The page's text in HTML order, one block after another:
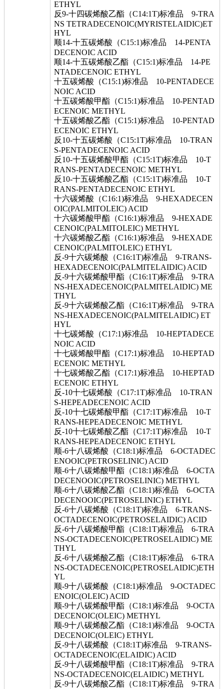
ETHYL
反9-十四碳烯酸乙酯（C14:1T)标准品 9-TRA
NS TETRADECENOIC(MYRISTELAIDIC)ET
HYL
顺14-十五碳烯酸（C15:1)标准品 14-PENTA
DECENOIC ACID
顺14-十五碳烯酸乙酯（C15:1)标准品 14-PE
NTADECENOIC ETHYL
十五碳烯酸（C15:1)标准品 10-PENTADECE
NOIC ACID
十五碳烯酸甲酯（C15:1)标准品 10-PENTAD
ECENOIC METHYL
十五碳烯酸乙酯（C15:1)标准品 10-PENTAD
ECENOIC ETHYL
反10-十五碳烯酸（C15:1T)标准品 10-TRAN
S-PENTADECENOIC ACID
反10-十五碳烯酸甲酯（C15:1T)标准品 10-T
RANS-PENTADECENOIC METHYL
反10-十五碳烯酸乙酯（C15:1T)标准品 10-T
RANS-PENTADECENOIC ETHYL
十六碳烯酸（C16:1)标准品 9-HEXADECEN
OIC(PALMITOLEIC) ACID
十六碳烯酸甲酯（C16:1)标准品 9-HEXADE
CENOIC(PALMITOLEIC) METHYL
十六碳烯酸乙酯（C16:1)标准品 9-HEXADE
CENOIC(PALMITOLEIC) ETHYL
反-9十六碳烯酸（C16:1T)标准品 9-TRANS-
HEXADECENOIC(PALMITELAIDIC) ACID
反-9十六碳烯酸甲酯（C16:1T)标准品 9-TRA
NS-HEXADECENOIC(PALMITELAIDIC) ME
THYL
反-9十六碳烯酸乙酯（C16:1T)标准品 9-TRA
NS-HEXADECENOIC(PALMITELAIDIC) ET
HYL
十七碳烯酸（C17:1)标准品 10-HEPTADECE
NOIC ACID
十七碳烯酸甲酯（C17:1)标准品 10-HEPTAD
ECENOIC METHYL
十七碳烯酸乙酯（C17:1)标准品 10-HEPTAD
ECENOIC ETHYL
反-10十七碳烯酸（C17:1T)标准品 10-TRAN
S-HEPEADECENOIC ACID
反-10十七碳烯酸甲酯（C17:1T)标准品 10-T
RANS-HEPEADECENOIC METHYL
反-10十七碳烯酸乙酯（C17:1T)标准品 10-T
RANS-HEPEADECENOIC ETHYL
顺-6十八碳烯酸（C18:1)标准品 6-OCTADEC
ENOOIC(PETROSELINIC) ACID
顺-6十八碳烯酸甲酯（C18:1)标准品 6-OCTA
DECENOOIC(PETROSELINIC) METHYL
顺-6十八碳烯酸乙酯（C18:1)标准品 6-OCTA
DECENOOIC(PETROSELINIC) ETHYL
反-6十八碳烯酸（C18:1T)标准品 6-TRANS-
OCTADECENOIC(PETROSELAIDIC) ACID
反-6十八碳烯酸甲酯（C18:1T)标准品 6-TRA
NS-OCTADECENOIC(PETROSELAIDIC) ME
THYL
反-6十八碳烯酸乙酯（C18:1T)标准品 6-TRA
NS-OCTADECENOIC(PETROSELAIDIC)ETH
YL
顺-9十八碳烯酸（C18:1)标准品 9-OCTADEC
ENOIC(OLEIC) ACID
顺-9十八碳烯酸甲酯（C18:1)标准品 9-OCTA
DECENOIC(OLEIC) METHYL
顺-9十八碳烯酸乙酯（C18:1)标准品 9-OCTA
DECENOIC(OLEIC) ETHYL
反-9十八碳烯酸（C18:1T)标准品 9-TRANS-
OCTADECENOIC(ELAIDIC) ACID
反-9十八碳烯酸甲酯（C18:1T)标准品 9-TRA
NS-OCTADECENOIC(ELAIDIC) METHYL
反-9十八碳烯酸乙酯（C18:1T)标准品 9-TRA